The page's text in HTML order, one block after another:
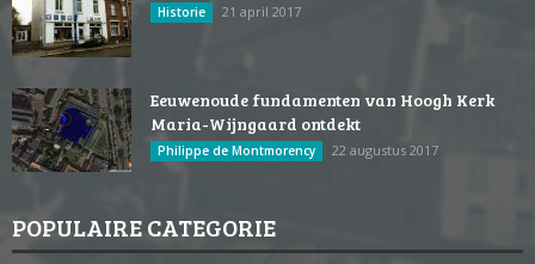
Historie 21 april 2017
Eeuwenoude fundamenten van Hoogh Kerk
Maria-Wijngaard ontdekt
Philippe de Montmorency 22 augustus 2017
POPULAIRE CATEGORIE